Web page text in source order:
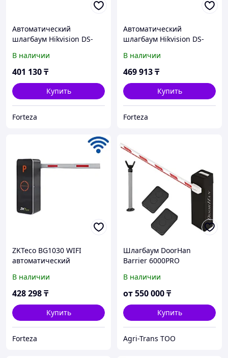
Автоматический
шлагбаум Hikvision DS-
В наличии
401 130₸
Купить
Forteza
Автоматический
шлагбаум Hikvision DS-
метра, с подсветкой и
индикаторами)
В наличии
469 913₸
Купить
Forteza
ZKTeco BG1030 WIFI
автоматический
шлагбаум
В наличии
428 298₸
Купить
Forteza
Шлагбаум DoorHan
Barrier 6000PRO
В наличии
от550 000₸
Купить
Agri-Trans ТОО